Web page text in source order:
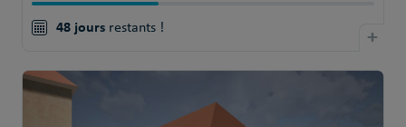
48 joursrestants ! +